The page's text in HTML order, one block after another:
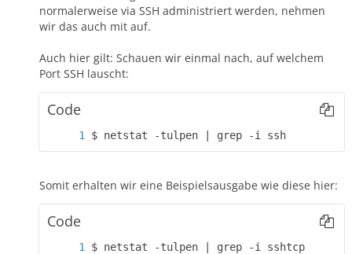
normalerweise via SSH administriert werden, nehmen
wir das auch mit auf.
Auch hier gilt: Schauen wir einmal nach, auf welchem
Port SSH lauscht:
Code
$ netstat -tulpen | grep -i ssh
Somit erhalten wir eine Beispielsausgabe wie diese hier:
Code
$ netstat -tulpen | grep -i sshtcp